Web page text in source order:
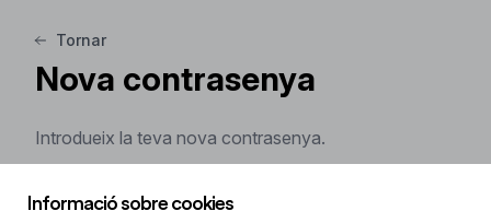
Tornar
Nova contrasenya
Introdueix la teva nova contrasenya.
Informació sobre cookies